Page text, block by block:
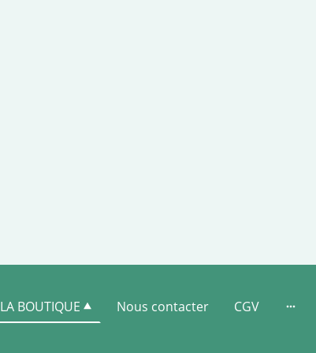
LA BOUTIQUE Nous contacter CGV